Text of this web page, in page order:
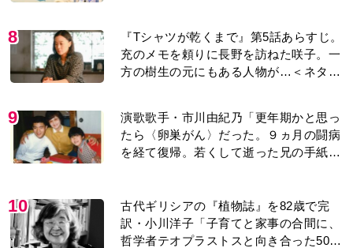
8
『Tシャツが乾くまで』第5話あらすじ。
充のメモを頼りに長野を訪ねた咲子。一
方の樹生の元にもある人物が…＜ネタバ
9
演歌歌手・市川由紀乃「更年期かと思っ
たら〈卵巣がん〉だった。９ヵ月の闘病
を経て復帰。若くして逝った兄の手紙を
10
古代ギリシアの『植物誌』を82歳で完
訳・小川洋子「子育てと家事の合間に、
哲学者テオプラストスと向き合った50